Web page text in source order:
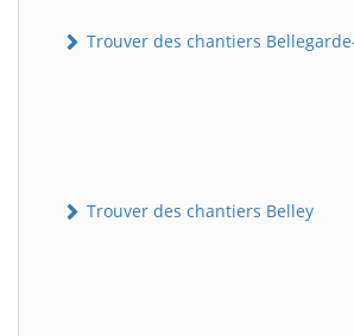
Trouver des chantiers
Trouver des chantiers Belley